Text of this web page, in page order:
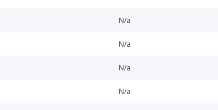
N/a
N/a
N/a
N/a